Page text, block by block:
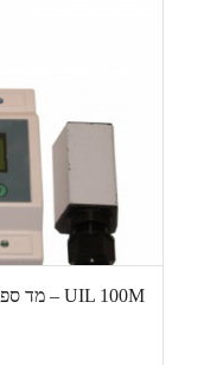
UIL 100M – מד ספיקה/ אנרגיה אולטראסוני לפס דין